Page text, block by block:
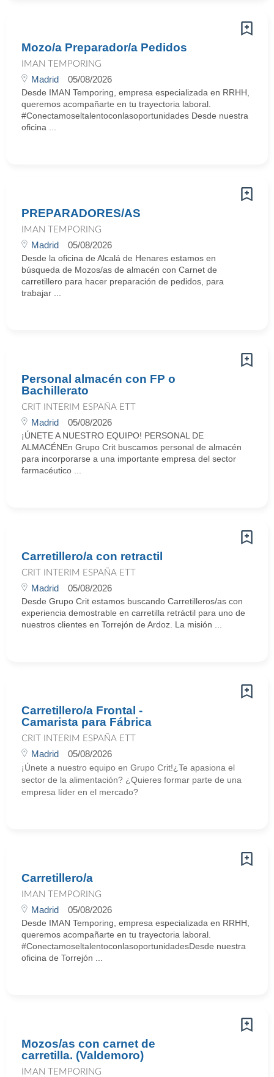
Mozo/a Preparador/a Pedidos
IMAN TEMPORING
Madrid 05/08/2026
Desde IMAN Temporing, empresa especializada en RRHH,
queremos acompañarte en tu trayectoria laboral.
#Conectamoseltalentoconlasoportunidades Desde nuestra
oficina ...
PREPARADORES/AS
IMAN TEMPORING
Madrid 05/08/2026
Desde la oficina de Alcalá de Henares estamos en
búsqueda de Mozos/as de almacén con Carnet de
carretillero para hacer preparación de pedidos, para
trabajar ...
Personal almacén con FP o
Bachillerato
CRIT INTERIM ESPAÑA ETT
Madrid 05/08/2026
¡ÚNETE A NUESTRO EQUIPO! PERSONAL DE
ALMACÉNEn Grupo Crit buscamos personal de almacén
para incorporarse a una importante empresa del sector
farmacéutico ...
Carretillero/a con retractil
CRIT INTERIM ESPAÑA ETT
Madrid 05/08/2026
Desde Grupo Crit estamos buscando Carretilleros/as con
experiencia demostrable en carretilla retráctil para uno de
nuestros clientes en Torrejón de Ardoz. La misión ...
Carretillero/a Frontal -
Camarista para Fábrica
CRIT INTERIM ESPAÑA ETT
Madrid 05/08/2026
¡Únete a nuestro equipo en Grupo Crit!¿Te apasiona el
sector de la alimentación? ¿Quieres formar parte de una
empresa líder en el mercado?
Carretillero/a
IMAN TEMPORING
Madrid 05/08/2026
Desde IMAN Temporing, empresa especializada en RRHH,
queremos acompañarte en tu trayectoria laboral.
#ConectamoseltalentoconlasoportunidadesDesde nuestra
oficina de Torrejón ...
Mozos/as con carnet de
carretilla. (Valdemoro)
IMAN TEMPORING